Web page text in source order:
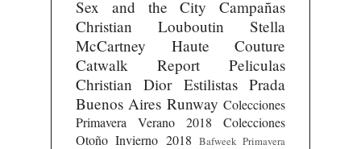
Sex and the City
Campañas
Christian Louboutin
Stella
McCartney
Haute Couture
Catwalk Report
Peliculas
Christian Dior Estilistas Prada
Buenos Aires Runway Colecciones
Primavera Verano 2018
Colecciones
Otoño Invierno 2018 Bafweek Primavera